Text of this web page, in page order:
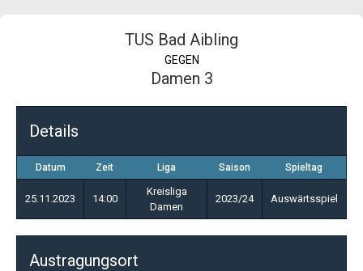
TUS Bad Aibling
GEGEN
Damen 3
Details
Datum Zeit Liga Saison Spieltag
25.11.2023 14:00
Kreisliga
Damen
2023/24 Auswärtsspiel
Austragungsort